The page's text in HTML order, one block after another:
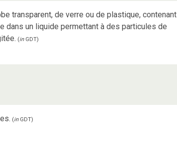
transparent, de verre ou de plastique, contenant
dans un liquide permettant à des particules de
(inGDT)
(inGDT)